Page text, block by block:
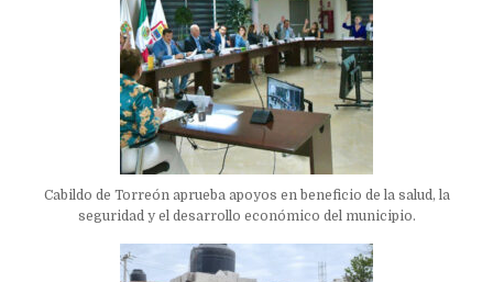
Cabildo de Torreón aprueba apoyos en beneficio de la salud, la
seguridad y el desarrollo económico del municipio.